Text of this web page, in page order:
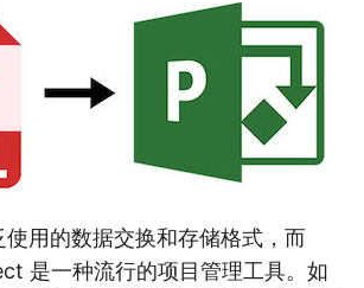
使用的数据交换和存储格式，而
是一种流行的项目管理工具。如